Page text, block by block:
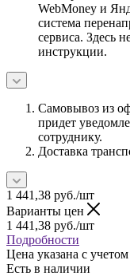
WebMoney и
система
сервиса. Здесь
инструкции.
Самовывоз из
придет
сотруднику.
Доставка
1 441,38 руб./шт
Варианты цен
1 441,38 руб./шт
Подробности
Цена указана с
Есть в наличии